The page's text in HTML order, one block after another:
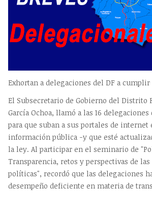
Exhortan a delegaciones del DF a
El Subsecretario de Gobierno del Distrito
García Ochoa, llamó a las 16
para que suban a sus portales de internet
información pública -y que esté
la ley. Al participar en el seminario de
Transparencia, retos y perspectivas de
políticas", recordó que las delegaciones
desempeño deficiente en materia de